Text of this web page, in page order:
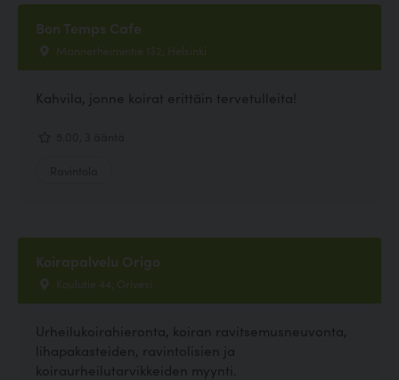
Bon Temps Cafe
Mannerheimintie 132, Helsinki
Kahvila, jonne koirat erittäin tervetulleita!
Koirapalvelu Origo
Koulutie 44, Orivesi
Urheilukoirahieronta, koiran ravitsemusneuvonta,
lihapakasteiden, ravintolisien ja
koiraurheilutarvikkeiden myynti.